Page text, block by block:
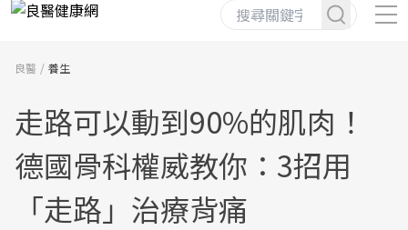
良醫 養生
走路可以動到90%的肌肉！
德國骨科權威教你：3招用
「走路」治療背痛